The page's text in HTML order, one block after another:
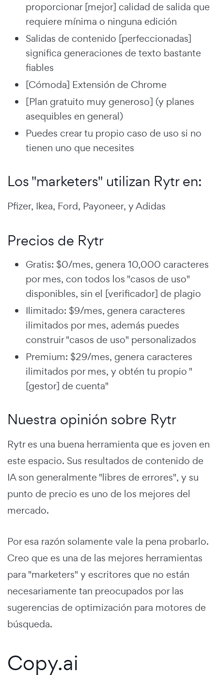
proporcionar [mejor] calidad de salida que
requiere mínima o ninguna edición
Salidas de contenido [perfeccionadas]
significa generaciones de texto bastante
fiables
[Cómoda] Extensión de Chrome
[Plan gratuito muy generoso] (y planes
asequibles en general)
Puedes crear tu propio caso de uso si no
tienen uno que necesites
Los "marketers" utilizan Rytr en:
Pfizer, Ikea, Ford, Payoneer, y Adidas
Precios de Rytr
Gratis: $0/mes, genera 10,000 caracteres
por mes, con todos los "casos de uso"
disponibles, sin el [verificador] de plagio
Ilimitado: $9/mes, genera caracteres
ilimitados por mes, además puedes
construir "casos de uso" personalizados
Premium: $29/mes, genera caracteres
ilimitados por mes, y obtén tu propio "
[gestor] de cuenta"
Nuestra opinión sobre Rytr
Rytr es una buena herramienta que es joven en
este espacio. Sus resultados de contenido de
IA son generalmente "libres de errores", y su
punto de precio es uno de los mejores del
mercado.
Por esa razón solamente vale la pena probarlo.
Creo que es una de las mejores herramientas
para "marketers" y escritores que no están
necesariamente tan preocupados por las
sugerencias de optimización para motores de
búsqueda.
Copy.ai